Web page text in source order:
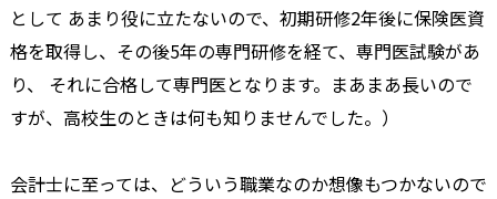
として あまり役に立たないので、初期研修2年後に保険医資
格を取得し、その後5年の専門研修を経て、専門医試験があ
り、 それに合格して専門医となります。まあまあ長いので
すが、高校生のときは何も知りませんでした。）
会計士に至っては、どういう職業なのか想像もつかないので